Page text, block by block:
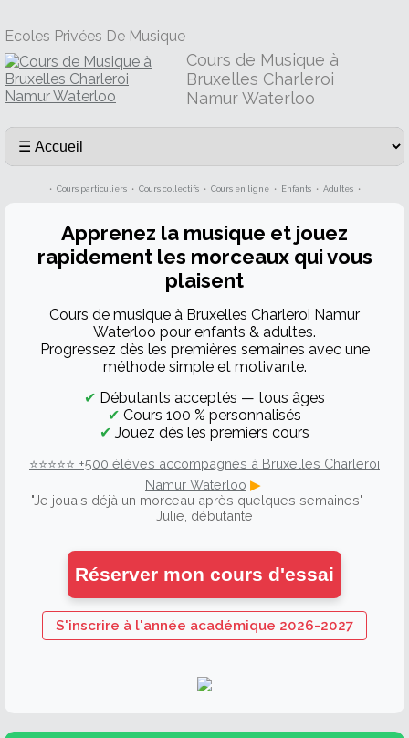
Ecoles Privées De Musique
Cours de Musique à
Bruxelles Charleroi
Namur Waterloo
• Cours particuliers • Cours collectifs • Cours en ligne • Enfants • Adultes •
Apprenez la musique et jouez
rapidement les morceaux qui vous
plaisent
Cours de musique à Bruxelles Charleroi Namur
Waterloo pour enfants & adultes.
Progressez dès les premières semaines avec une
méthode simple et motivante.
✔ Débutants acceptés — tous âges
✔ Cours 100 % personnalisés
✔ Jouez dès les premiers cours
⭐⭐⭐⭐⭐ +500 élèves accompagnés à Bruxelles Charleroi
Namur Waterloo ▶
"Je jouais déjà un morceau après quelques semaines" —
Julie, débutante
Réserver mon cours d'essai
S'inscrire à l'année académique 2026-2027